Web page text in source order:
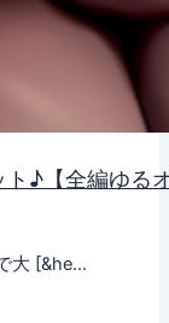
♪【全編ゆる
大 [&he…